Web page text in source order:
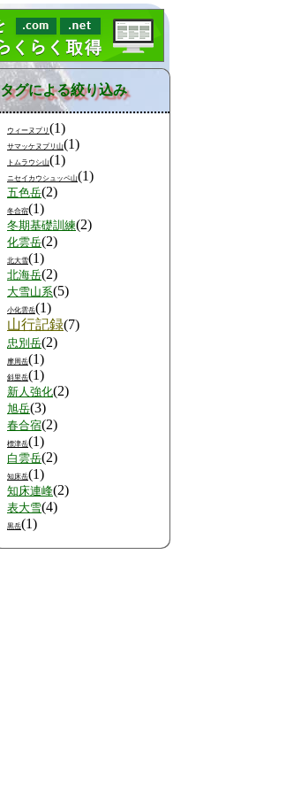
タグによる絞り込み
ウィーヌプリ (1)
サマッケヌプリ山(1)
トムラウシ山(1)
ニセイカウシュッペ山(1)
五色岳(2)
冬合宿(1)
冬期基礎訓練(2)
化雲岳(2)
北大雪(1)
北海岳(2)
大雪山系(5)
小化雲岳(1)
山行記録(7)
忠別岳(2)
摩周岳(1)
斜里岳(1)
新人強化(2)
旭岳(3)
春合宿(2)
標津岳(1)
白雲岳(2)
知床岳(1)
知床連峰(2)
表大雪(4)
黒岳(1)